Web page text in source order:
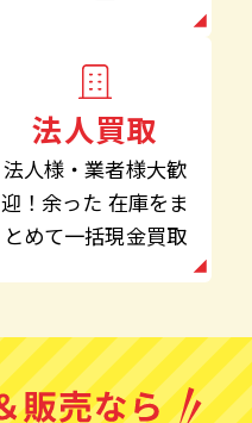
法人買取
法人様・業者様大歓
迎！余った 在庫をま
とめて一括現金買取